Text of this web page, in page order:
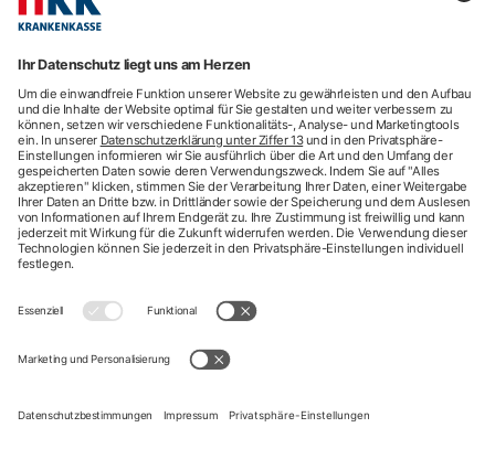
hkk-Services
Arztsuche
Arzttermin-Service
Behandlungsfehler
hkk med Hotline
ICD-Diagnosesuche
Krankenhaussuche
Medizinische Videosprechstunde
Pflegesuche
Sporttelefon
Zweitmeinung
Datenschutzbestimmungen